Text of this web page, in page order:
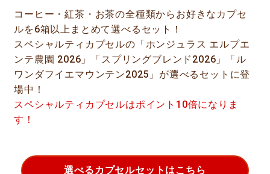
コーヒー・紅茶・お茶の全種類からお好きなカプセ
ルを6箱以上まとめて選べるセット！
スペシャルティカプセルの「ホンジュラス エルプエ
ンテ農園 2026」「スプリングブレンド2026」「ル
ワンダフイエマウンテン2025」が選べるセットに登
場中！
スペシャルティカプセルはポイント10倍になりま
す！
選べるカプセルセットはこちら